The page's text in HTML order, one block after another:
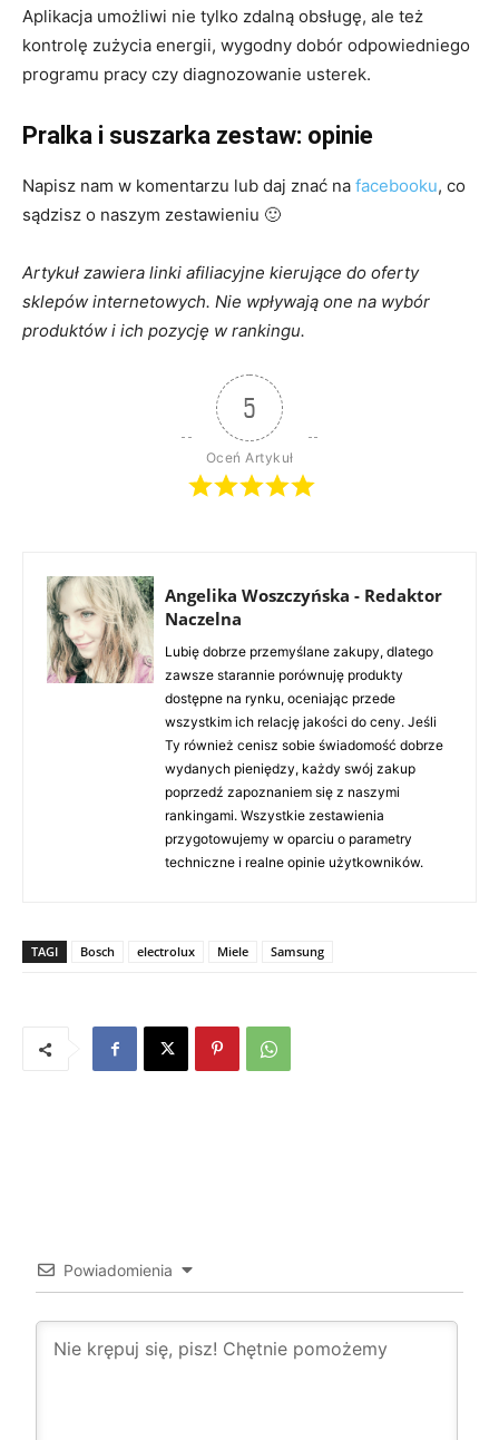
Aplikacja umożliwi nie tylko zdalną obsługę, ale też
kontrolę zużycia energii, wygodny dobór odpowiedniego
programu pracy czy diagnozowanie usterek.
Pralka i suszarka zestaw: opinie
Napisz nam w komentarzu lub daj znać na facebooku, co
sądzisz o naszym zestawieniu 🙂
Artykuł zawiera linki afiliacyjne kierujące do oferty
sklepów internetowych. Nie wpływają one na wybór
produktów i ich pozycję w rankingu.
5
Oceń Artykuł
Angelika Woszczyńska - Redaktor
Naczelna
Lubię dobrze przemyślane zakupy, dlatego
zawsze starannie porównuję produkty
dostępne na rynku, oceniając przede
wszystkim ich relację jakości do ceny. Jeśli
Ty również cenisz sobie świadomość dobrze
wydanych pieniędzy, każdy swój zakup
poprzedź zapoznaniem się z naszymi
rankingami. Wszystkie zestawienia
przygotowujemy w oparciu o parametry
techniczne i realne opinie użytkowników.
TAGI Bosch electrolux Miele Samsung
Powiadomienia